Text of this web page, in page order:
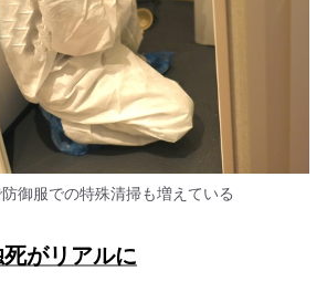
御服での特殊清掃も増えている
がリアルに